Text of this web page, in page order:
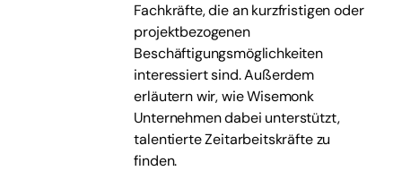
Fachkräfte, die an kurzfristigen oder
projektbezogenen
Beschäftigungsmöglichkeiten
interessiert sind. Außerdem
erläutern wir, wie Wisemonk
Unternehmen dabei unterstützt,
talentierte Zeitarbeitskräfte zu
finden.